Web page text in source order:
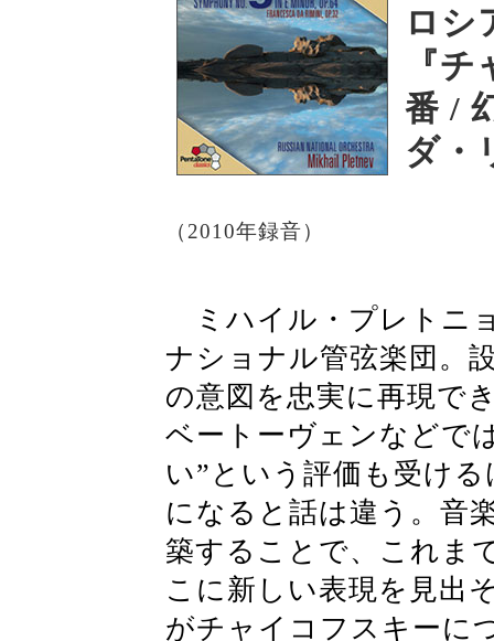
ロシ
『
番 /
ダ・
（2010年録音）
ミハイル・プレトニ
ナショナル管弦楽団。
の意図を忠実に再現で
ベートーヴェンなどで
い”という評価も受け
になると話は違う。音
築することで、これま
こに新しい表現を見出
がチャイコフスキーに